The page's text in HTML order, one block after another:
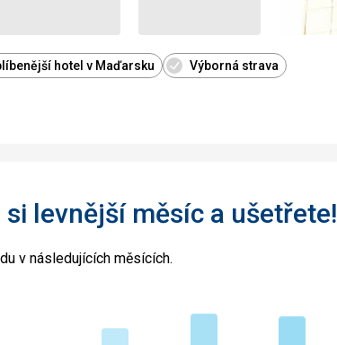
hotel v Maďarsku Výborná strava
levnější měsíc a ušetřete!
v následujících měsících.